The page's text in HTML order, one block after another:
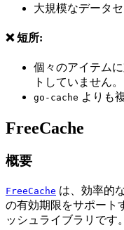
大規模なデータ
❌ 短所:
個々のアイテム
トしていません。
go-cache よりも
FreeCache
概要
FreeCache は、効率的
の有効期限をサポート
ッシュライブラリです。